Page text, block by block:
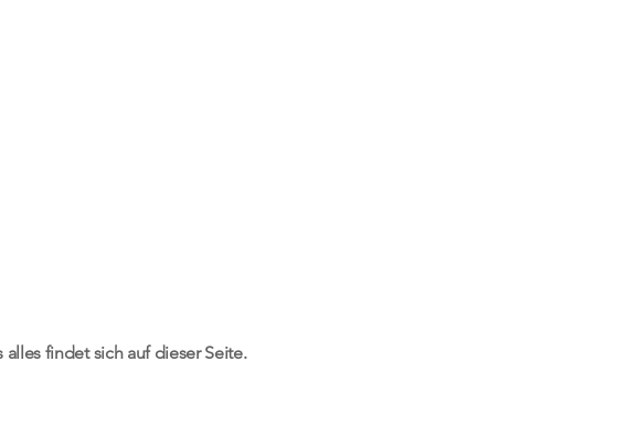
findet sich auf dieser Seite.